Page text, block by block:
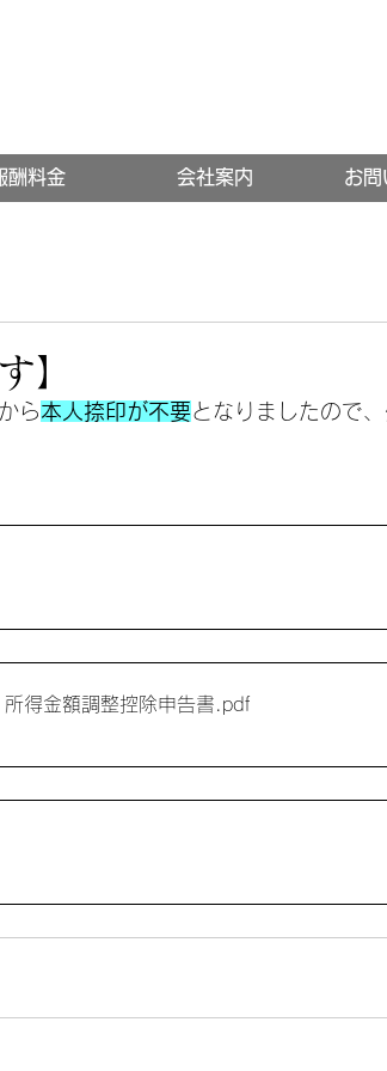
酬料金 会社案内 お問
】
ら本人捺印が不要となりましたので
得金額調整控除申告書 .pdf